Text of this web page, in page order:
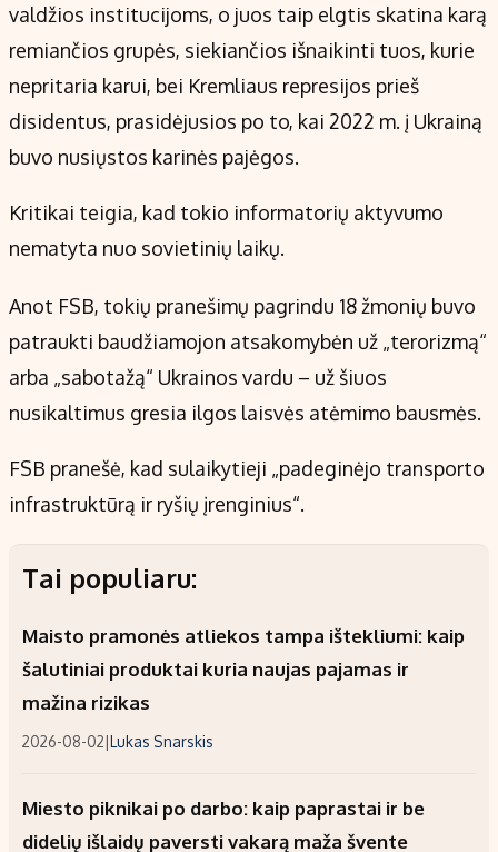
valdžios institucijoms, o juos taip elgtis skatina karą
remiančios grupės, siekiančios išnaikinti tuos, kurie
nepritaria karui, bei Kremliaus represijos prieš
disidentus, prasidėjusios po to, kai 2022 m. į Ukrainą
buvo nusiųstos karinės pajėgos.
Kritikai teigia, kad tokio informatorių aktyvumo
nematyta nuo sovietinių laikų.
Anot FSB, tokių pranešimų pagrindu 18 žmonių buvo
patraukti baudžiamojon atsakomybėn už „terorizmą“
arba „sabotažą“ Ukrainos vardu – už šiuos
nusikaltimus gresia ilgos laisvės atėmimo bausmės.
FSB pranešė, kad sulaikytieji „padeginėjo transporto
infrastruktūrą ir ryšių įrenginius“.
Tai populiaru:
Maisto pramonės atliekos tampa ištekliumi: kaip
šalutiniai produktai kuria naujas pajamas ir
mažina rizikas
2026-08-02|Lukas Snarskis
Miesto piknikai po darbo: kaip paprastai ir be
didelių išlaidų paversti vakarą maža švente